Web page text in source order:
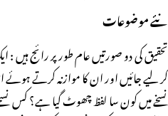
نئے موضوعات
تحقیق کی دو صورتیں عام طور پر رائج ہیں
کر لیے جائیں اور ان کا موازنہ کرتے
نسخے میں کون سا لفظ چھوٹ گیا ہے؟ کس